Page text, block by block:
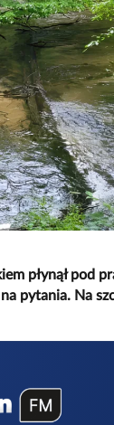
płynął pod
pytania. Na